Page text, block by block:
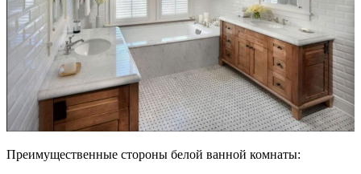
Преимущественные стороны белой ванной комнаты: